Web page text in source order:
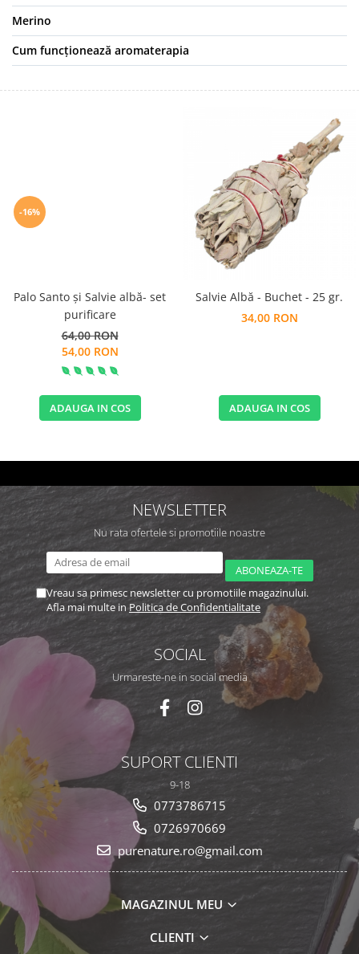
Merino
Cum funcționează aromaterapia
-16%
Palo Santo și Salvie albă- set
purificare
64,00 RON
54,00 RON
ADAUGA IN COS
Salvie Albă - Buchet - 25 gr.
34,00 RON
ADAUGA IN COS
NEWSLETTER
Nu rata ofertele si promotiile noastre
Vreau sa primesc newsletter cu promotiile magazinului.
Afla mai multe inPolitica de Confidentialitate
SOCIAL
Urmareste-ne in social media
SUPORT CLIENTI
9-18
0773786715
0726970669
purenature.ro@gmail.com
MAGAZINUL MEU
CLIENTI